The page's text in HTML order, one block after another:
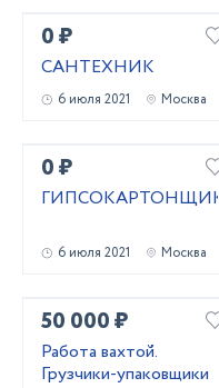
0 ₽
САНТЕХНИК
6 июля 2021 Москва
0 ₽
ГИПСОКАРТОНЩИК
6 июля 2021 Москва
50 000 ₽
Работа вахтой.
Грузчики-упаковщики